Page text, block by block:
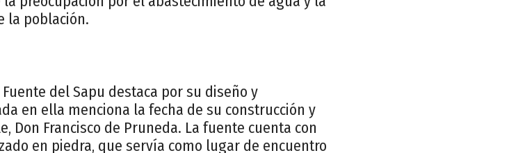
la población.
del Sapu destaca por su diseño y
en ella menciona la fecha de su construcción y
Don Francisco de Pruneda. La fuente cuenta con
en piedra, que servía como lugar de encuentro